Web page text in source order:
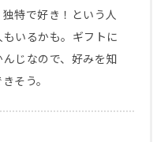
特で好き！という人
いるかも。ギフトに
じなので、好みを知
そう。